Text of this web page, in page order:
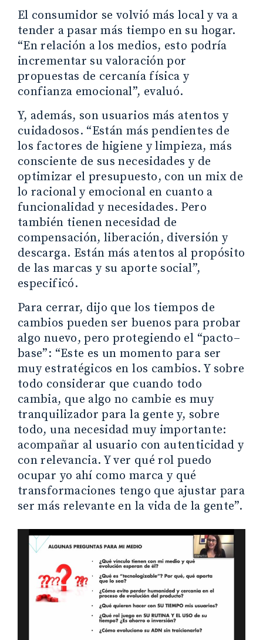
El consumidor se volvió más local y va a
tender a pasar más tiempo en su hogar.
“En relación a los medios, esto podría
incrementar su valoración por
propuestas de cercanía física y
confianza emocional”, evaluó.
Y, además, son usuarios más atentos y
cuidadosos. “Están más pendientes de
los factores de higiene y limpieza, más
consciente de sus necesidades y de
optimizar el presupuesto, con un mix de
lo racional y emocional en cuanto a
funcionalidad y necesidades. Pero
también tienen necesidad de
compensación, liberación, diversión y
descarga. Están más atentos al propósito
de las marcas y su aporte social”,
especificó.
Para cerrar, dijo que los tiempos de
cambios pueden ser buenos para probar
algo nuevo, pero protegiendo el “pacto–
base”: “Este es un momento para ser
muy estratégicos en los cambios. Y sobre
todo considerar que cuando todo
cambia, que algo no cambie es muy
tranquilizador para la gente y, sobre
todo, una necesidad muy importante:
acompañar al usuario con autenticidad y
con relevancia. Y ver qué rol puedo
ocupar yo ahí como marca y qué
transformaciones tengo que ajustar para
ser más relevante en la vida de la gente”.